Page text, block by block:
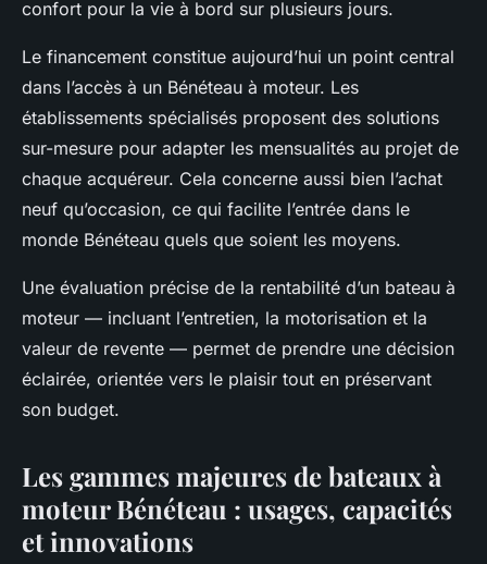
confort pour la vie à bord sur plusieurs jours.
Le financement constitue aujourd’hui un point central
dans l’accès à un Bénéteau à moteur. Les
établissements spécialisés proposent des solutions
sur-mesure pour adapter les mensualités au projet de
chaque acquéreur. Cela concerne aussi bien l’achat
neuf qu’occasion, ce qui facilite l’entrée dans le
monde Bénéteau quels que soient les moyens.
Une évaluation précise de la rentabilité d’un bateau à
moteur — incluant l’entretien, la motorisation et la
valeur de revente — permet de prendre une décision
éclairée, orientée vers le plaisir tout en préservant
son budget.
Les gammes majeures de bateaux à
moteur Bénéteau : usages, capacités
et innovations